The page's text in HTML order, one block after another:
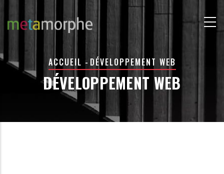
FIL
D'ARIANE
ACCUEIL - DÉVELOPPEMENT WEB
DÉVELOPPEMENT WEB